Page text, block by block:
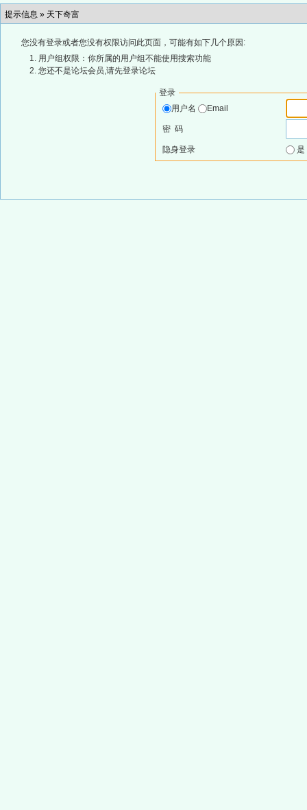
提示信息 » 天下奇富
您没有登录或者您没有权限访问此页面，可能有如下几个原因:
用户组权限：你所属的用户组不能使用搜索功能
您还不是论坛会员,请先登录论坛
登录
用户名
Email
密 码
隐身登录